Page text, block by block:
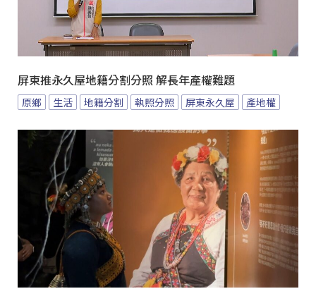
屏東推永久屋地籍分割分照 解長年產權難題
原鄉 生活 地籍分割 執照分照 屏東永久屋 產地權